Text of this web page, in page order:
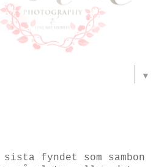
▼
fyndet som sambon